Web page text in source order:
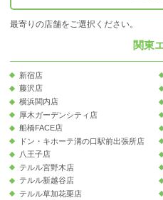
最寄りの店舗をご選択ください。
関東
新宿店
藤沢店
横浜関内店
厚木ガーデンシティ店
船橋FACE店
ドン・キホーテ溝の口駅前出張所店
八王子店
テルル宮野木店
テルル新越谷店
テルル草加花栗店